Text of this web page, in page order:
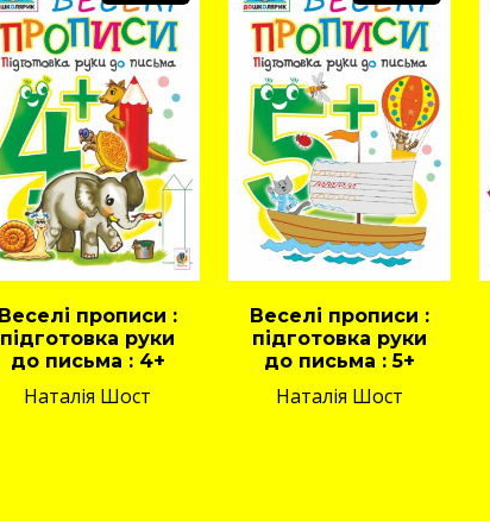
Веселі прописи :
підготовка руки
до письма : 4+
Наталія Шост
Веселі прописи :
підготовка руки
до письма : 5+
Наталія Шост